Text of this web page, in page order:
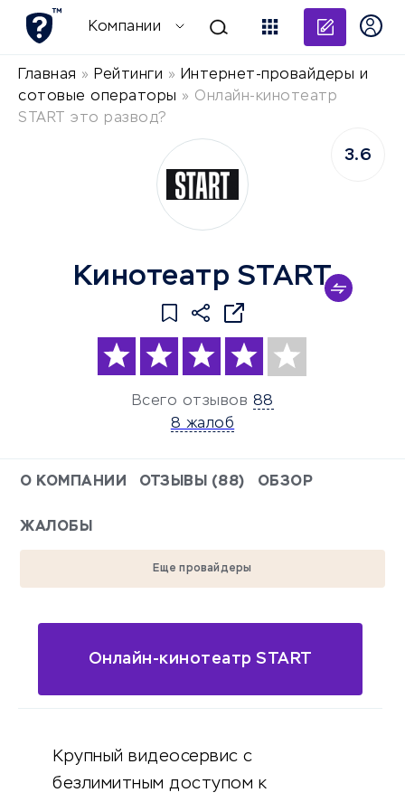
Компании
Главная » Рейтинги » Интернет-провайдеры и
сотовые операторы » Онлайн-кинотеатр
START это развод?
Кинотеатр START
Всего отзывов 88
8 жалоб
3.6
О КОМПАНИИ ОТЗЫВЫ (88) ОБЗОР
ЖАЛОБЫ
Еще провайдеры
Онлайн-кинотеатр START
Крупный видеосервис с
безлимитным доступом к